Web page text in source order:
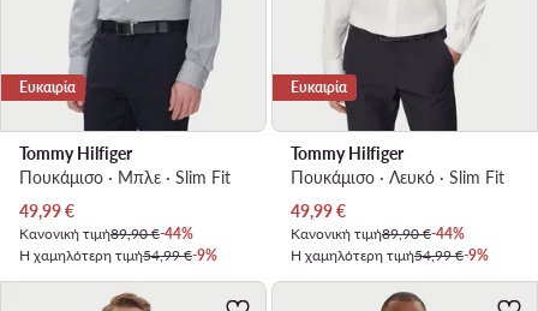
Ευκαιρία
Tommy Hilfiger
Πουκάμισο · Μπλε · Slim Fit
Τρέχουσα τιμή
49,99€
Κανονική τιμή89,90 €-44%
Η χαμηλότερη τιμή54,99 €-9%
Ευκαιρία
Tommy Hilfiger
Πουκάμισο · Λευκό · Slim Fit
Τρέχουσα τιμή
49,99€
Κανονική τιμή89,90 €-44%
Η χαμηλότερη τιμή54,99 €-9%